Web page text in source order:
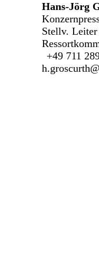
Hans-Jörg
Stellv. Leiter
+49 711